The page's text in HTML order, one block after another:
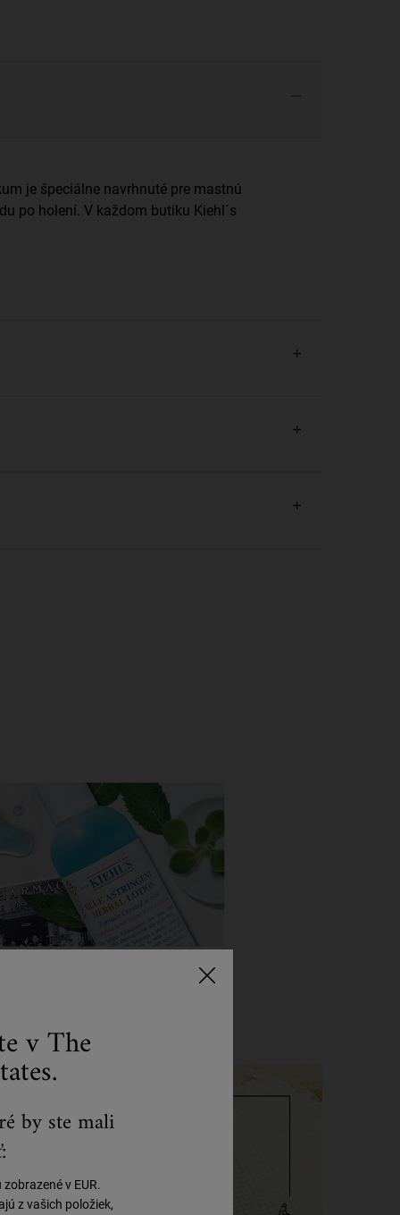
je špeciálne navrhnuté pre mastnú
po holení. V každom butiku Kiehl´s
v The
by ste mali
v EUR.
z vašich položiek,